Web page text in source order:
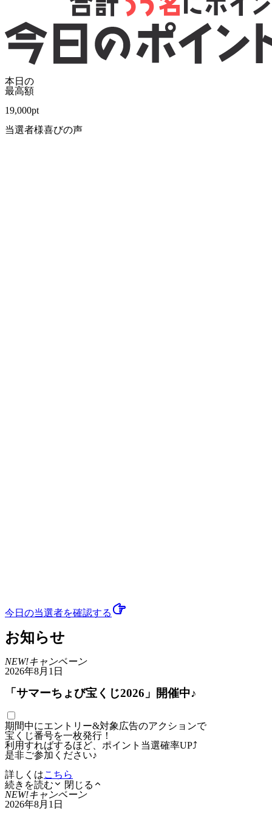
本日の
最高額
19,000pt
当選者様喜びの声
今日の当選者を確認する
お知らせ
NEW!キャンペーン
2026年8月1日
「サマーちょび宝くじ2026」開催中♪
期間中にエントリー&対象広告のアクションで
宝くじ番号を一枚発行！
利用すればするほど、ポイント当選確率UP⤴
是非ご参加ください♪
詳しくはこちら
続きを読む
閉じる
NEW!キャンペーン
2026年8月1日